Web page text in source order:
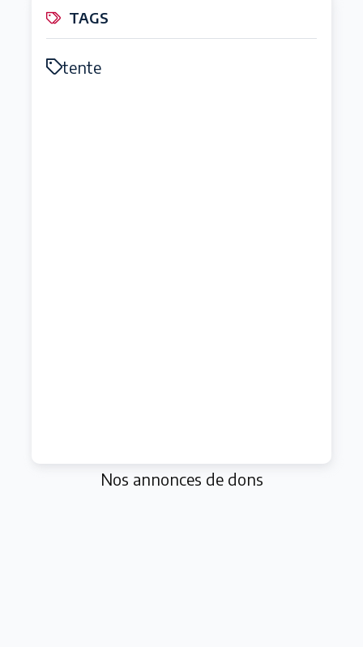
TAGS
tente
Nos annonces de dons